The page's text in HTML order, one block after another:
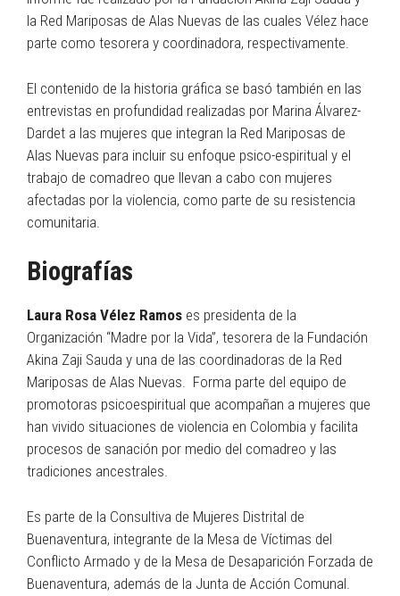
la Red Mariposas de Alas Nuevas de las cuales Vélez hace
parte como tesorera y coordinadora, respectivamente.
El contenido de la historia gráfica se basó también en las
entrevistas en profundidad realizadas por Marina Álvarez-
Dardet a las mujeres que integran la Red Mariposas de
Alas Nuevas para incluir su enfoque psico-espiritual y el
trabajo de comadreo que llevan a cabo con mujeres
afectadas por la violencia, como parte de su resistencia
comunitaria.
Biografías
Laura Rosa Vélez Ramos es presidenta de la
Organización “Madre por la Vida”, tesorera de la Fundación
Akina Zaji Sauda y una de las coordinadoras de la Red
Mariposas de Alas Nuevas. Forma parte del equipo de
promotoras psicoespiritual que acompañan a mujeres que
han vivido situaciones de violencia en Colombia y facilita
procesos de sanación por medio del comadreo y las
tradiciones ancestrales.
Es parte de la Consultiva de Mujeres Distrital de
Buenaventura, integrante de la Mesa de Víctimas del
Conflicto Armado y de la Mesa de Desaparición Forzada de
Buenaventura, además de la Junta de Acción Comunal.